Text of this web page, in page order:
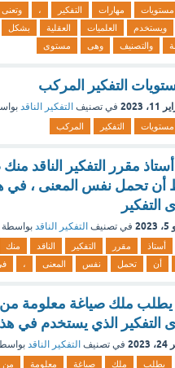
مستويات مهارات التفكير ، وتعنى
ويستخدم العلميات العقلية بشكل
والتصنيف وهى مستوى
التفكير المركب
2023 في تصنيف التفكير الناقد
مستويات التفكير المركب
مقرر التفكير الناقد
تحمل نفس المعنى ، في
التفكير
في تصنيف التفكير الناقد بواسطة
أستاذ مقرر التفكير الناقد منك
أن تحمل نفس المعنى ،
يطلب ملك صياغة معلومة
التفكير الذي يستخدم في
في تصنيف التفكير الناقد
يطلب ملك صياغة معلومة من